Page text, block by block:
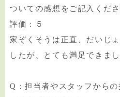
ついての感想をご記入くださ
評価：５
家ぞくそうは正直、だいじ
したが、とても満足できまし
Q：担当者やスタッフから